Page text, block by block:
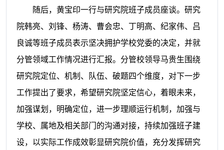
随后，黄宝印一行与研究院班子成员座谈。研究
院韩亮、刘锋、杨涛、曹会忠、丁明高、纪家伟、吕
良诚等班子成员表示坚决拥护学校党委的决定，并就
分管领域工作情况进行汇报。分管校领导马贵生围绕
研究院定位、机制、队伍、破题四个维度，对下一步
工作提出了要求，希望研究院坚定信心，着眼未来，
加强谋划，明确定位，进一步理顺运行机制，加强与
学校、属地及相关部门的沟通对接，持续加强班子建
设，以实际工作成效彰显研究院价值，充分发挥研究